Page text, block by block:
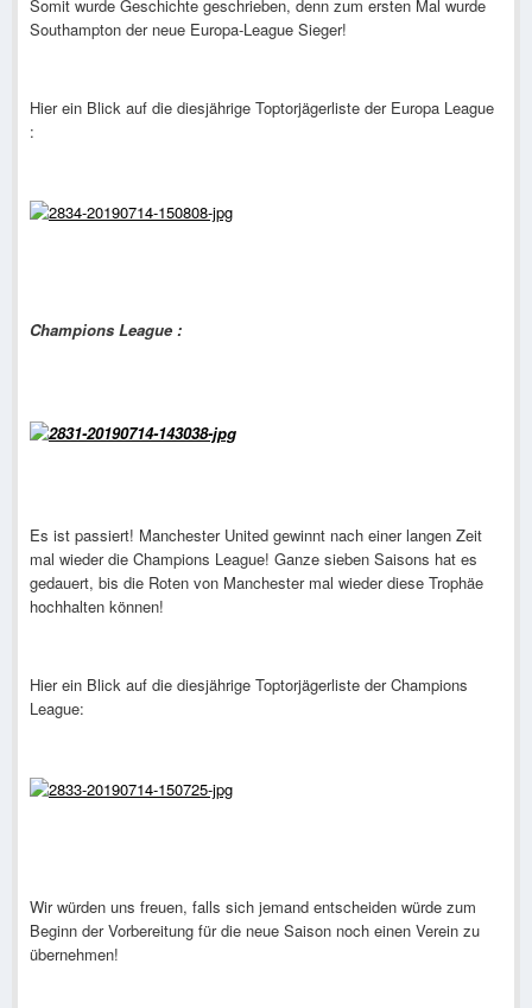
Somit wurde Geschichte geschrieben, denn zum ersten Mal wurde
Southampton der neue Europa-League Sieger!
Hier ein Blick auf die diesjährige Toptorjägerliste der Europa League
:
Champions League :
Es ist passiert! Manchester United gewinnt nach einer langen Zeit
mal wieder die Champions League! Ganze sieben Saisons hat es
gedauert, bis die Roten von Manchester mal wieder diese Trophäe
hochhalten können!
Hier ein Blick auf die diesjährige Toptorjägerliste der Champions
League:
Wir würden uns freuen, falls sich jemand entscheiden würde zum
Beginn der Vorbereitung für die neue Saison noch einen Verein zu
übernehmen!